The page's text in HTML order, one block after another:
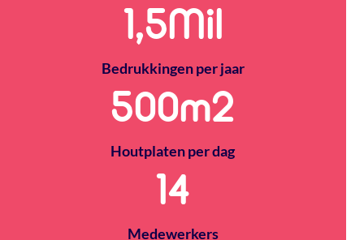
1,5Mil
Bedrukkingen per jaar
500m2
Houtplaten per dag
14
Medewerkers